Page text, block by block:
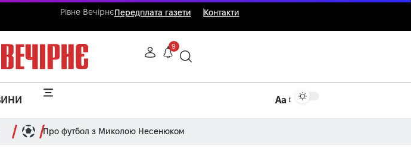
Рівне ВечірнєПередплата газети Контакти
9
Аа
Про футбол з Миколою Несенюком